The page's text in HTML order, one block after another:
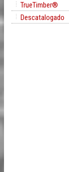
TrueTimber®
Descatalogado